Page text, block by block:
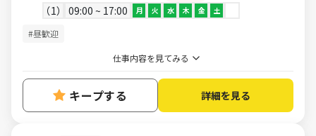
1
09:00 ~ 17:00 月 火 水 木 金 土
#昼歓迎
仕事内容を見てみる
キープする 詳細を見る